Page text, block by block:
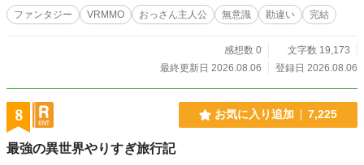
されて頭をなで回され、調子に乗って絡んできた初心者狩り（PK）集団は無邪
気なワンパンで宇宙の彼方へ吹き飛ばすハプニング。 会社員時代に培った徹夜
人はマイペースにスローライフを送りたいだけなのに、周囲のトップランカーた
ちからは「謎の最強美少年」「神聖なる守護天使」と盛大に神格化されていく―
ファンタジー VRMMO おっさん主人公 無意識 勘違い 完結
感想数 0
文字数 19,173
最終更新日 2026.08.06
登録日 2026.08.06
8 お気に入り追加 7,225
最強の異世界やりすぎ旅行記